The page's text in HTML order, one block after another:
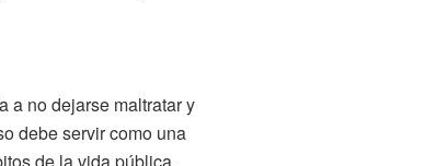
a no dejarse maltratar y
debe servir como una